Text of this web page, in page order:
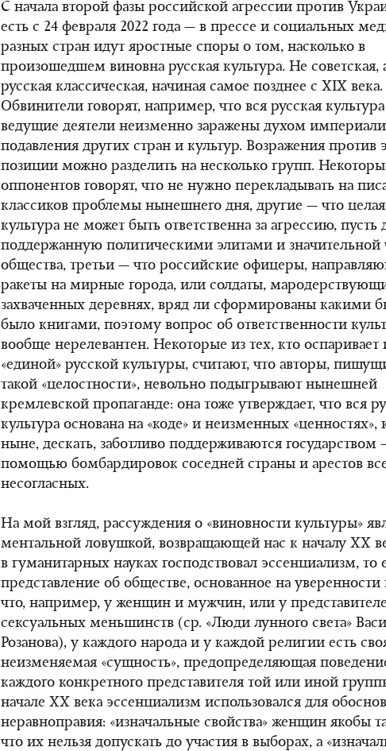
С начала второй фазы российской агрессии против
есть с 24 февраля 2022 года — в прессе и социальных
разных стран идут яростные споры о том, насколько в
произошедшем виновна русская культура. Не
русская классическая, начиная самое позднее с XIX века.
Обвинители говорят, например, что вся русская
ведущие деятели неизменно заражены духом
подавления других стран и культур. Возражения против
позиции можно разделить на несколько групп.
оппонентов говорят, что не нужно перекладывать на
классиков проблемы нынешнего дня, другие — что целая
культура не может быть ответственна за агрессию, пусть
поддержанную политическими элитами и значительной
общества, третьи — что российские офицеры,
ракеты на мирные города, или солдаты,
захваченных деревнях, вряд ли сформированы какими
было книгами, поэтому вопрос об ответственности
вообще нерелевантен. Некоторые из тех, кто оспаривает
«единой» русской культуры, считают, что авторы,
такой «целостности», невольно подыгрывают нынешней
кремлевской пропаганде: она тоже утверждает, что вся
культура основана на «коде» и неизменных «ценностях»,
ныне, дескать, заботливо поддерживаются государством
помощью бомбардировок соседней страны и арестов
несогласных.
На мой взгляд, рассуждения о «виновности культуры»
ментальной ловушкой, возвращающей нас к началу ХХ
в гуманитарных науках господствовал эссенциализм, то
представление об обществе, основанное на уверенности
что, например, у женщин и мужчин, или у
сексуальных меньшинств (ср. «Люди лунного света»
Розанова), у каждого народа и у каждой религии есть
неизменяемая «сущность», предопределяющая
каждого конкретного представителя той или иной
начале ХХ века эссенциализм использовался для
неравноправия: «изначальные свойства» женщин якобы
что их нельзя допускать до участия в выборах, а